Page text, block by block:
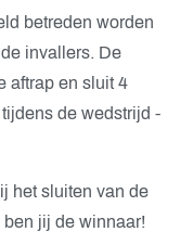
betreden worden
invallers. De
aftrap en sluit 4
de wedstrijd -
het sluiten van de
jij de winnaar!